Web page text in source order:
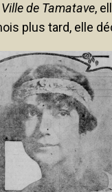
Ville de Tamatave,
plus tard, elle